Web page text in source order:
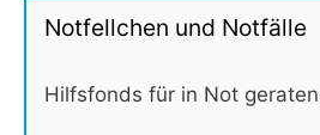
Notfellchen und Notfälle
Hilfsfonds für in Not